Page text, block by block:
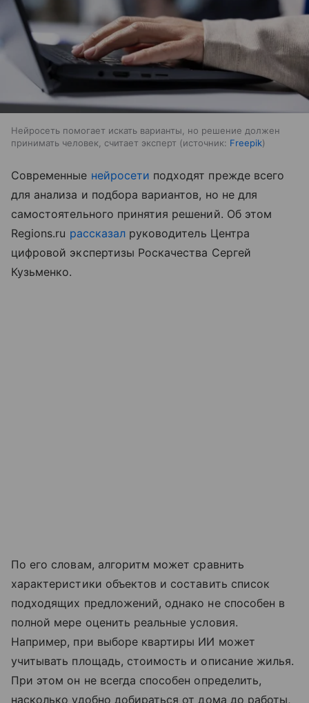
Нейросеть помогает искать варианты, но решение должен
принимать человек, считает эксперт
источник: Freepik
Cовременные нейросети подходят прежде всего
для анализа и подбора вариантов, но не для
самостоятельного принятия решений. Об этом
Regions.ru рассказалруководитель Центра
цифровой экспертизы Роскачества Сергей
Кузьменко.
По его словам, алгоритм может сравнить
характеристики объектов и составить список
подходящих предложений, однако не способен в
полной мере оценить реальные условия.
Например, при выборе квартиры ИИ может
учитывать площадь, стоимость и описание жилья.
При этом он не всегда способен определить,
насколько удобно добираться от дома до работы,